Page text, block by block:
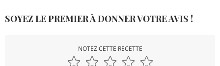
SOYEZ LE PREMIER À DONNER VOTRE AVIS !
NOTEZ CETTE RECETTE